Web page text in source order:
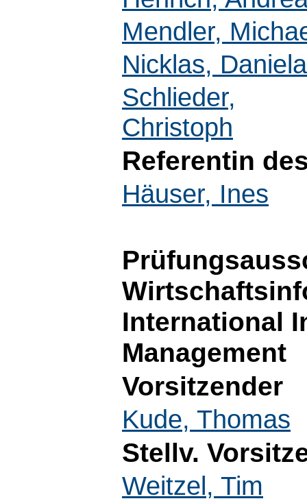
Mendler,
Nicklas, Daniela
Schlieder,
Christoph
Referentin
Häuser, Ines
International
Management
Vorsitzender
Kude, Thomas
Stellv.
Weitzel, Tim